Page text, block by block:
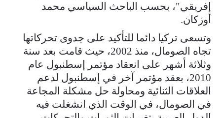
إفريقي"، بحسب الباحث السياسي محمد
أوزكان.
وتسعى تركيا دائما للتأكيد على جدوى تحركاتها
تجاه الصومال، منذ 2002، حيث قامت بعد سنة
وثلاثة أشهر على انعقاد مؤتمر إسطنبول عام
2010، بعقد مؤتمر آخر في إسطنبول لدعم
العلاقات الثنائية ومحاولة حل مشكلة المجاعة
في الصومال، في الوقت الذي انشغلت فيه